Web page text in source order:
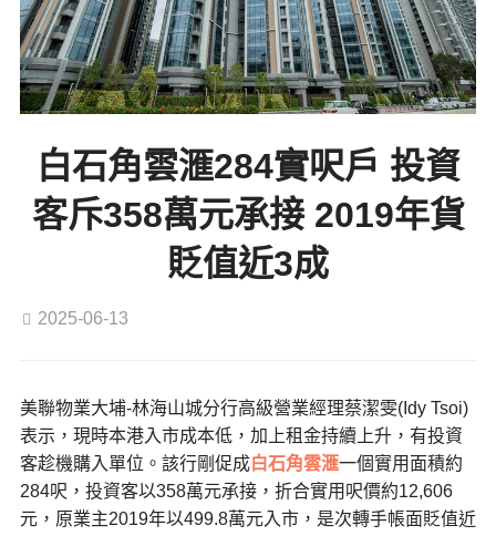
白石角雲滙284實呎戶 投資
客斥358萬元承接 2019年貨
貶值近3成
2025-06-13
美聯物業大埔-林海山城分行高級營業經理蔡潔雯(Idy Tsoi)
表示，現時本港入市成本低，加上租金持續上升，有投資
客趁機購入單位。該行剛促成白石角雲滙一個實用面積約
284呎，投資客以358萬元承接，折合實用呎價約12,606
元，原業主2019年以499.8萬元入市，是次轉手帳面貶值近